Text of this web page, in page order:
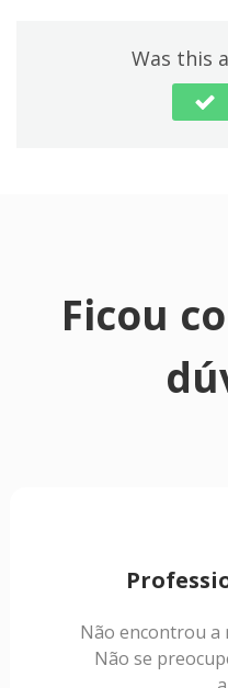
Was this
Ficou
Não encontrou a
Não se